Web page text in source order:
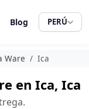
Blog PERÚ
Ware Ica
en Ica, Ica